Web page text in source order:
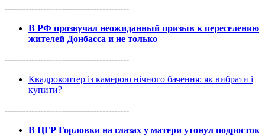
------------------------------------------
В РФ прозвучал неожиданный призыв к переселению
жителей Донбасса и не только
------------------------------------------
Квадрокоптер із камерою нічного бачення: як вибрати і
купити?
------------------------------------------
В ЦГР Горловки на глазах у матери утонул подросток